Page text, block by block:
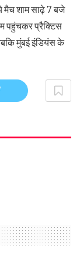
मैच शाम साढ़े 7 बजे
पहुंचकर प्रैक्टिस
मुंबई इंडियंस के